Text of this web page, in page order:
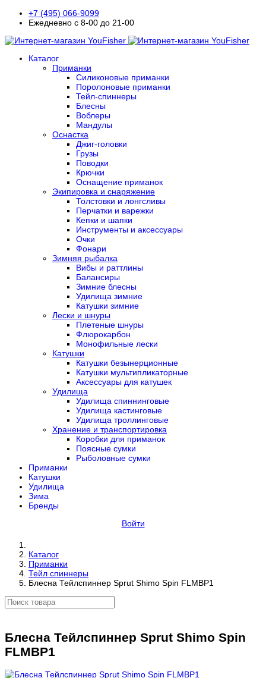
+7 (495) 066-9099
Ежедневно с 8-00 до 21-00
Каталог
Приманки
Силиконовые приманки
Поролоновые приманки
Тейл-спиннеры
Блесны
Воблеры
Мандулы
Оснастка
Джиг-головки
Грузы
Поводки
Крючки
Оснащение приманок
Экипировка и снаряжение
Толстовки и лонгсливы
Перчатки и варежки
Кепки и шапки
Инструменты и аксессуары
Очки
Фонари
Зимняя рыбалка
Вибы и раттлины
Балансиры
Зимние блесны
Удилища зимние
Катушки зимние
Лески и шнуры
Плетеные шнуры
Флюрокарбон
Монофильные лески
Катушки
Катушки безынерционные
Катушки мультипликаторные
Аксессуары для катушек
Удилища
Удилища спиннинговые
Удилища кастинговые
Удилища троллинговые
Хранение и транспортировка
Коробки для приманок
Поясные сумки
Рыболовные сумки
Приманки
Катушки
Удилища
Зима
Бренды
Войти
Каталог
Приманки
Тейл спиннеры
Блесна Тейлспиннер Sprut Shimo Spin FLMBP1
Блесна Тейлспиннер Sprut Shimo Spin
FLMBP1